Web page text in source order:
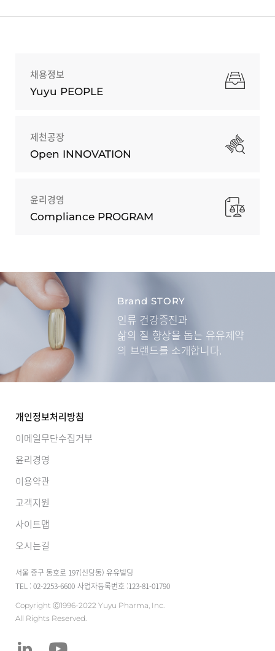
채용정보
Yuyu PEOPLE
제천공장
Open INNOVATION
윤리경영
Compliance PROGRAM
Brand STORY
인류 건강증진과
삶의 질 향상을 돕는 유유제약
의 브랜드를 소개합니다.
개인정보처리방침
이메일무단수집거부
윤리경영
이용약관
고객지원
사이트맵
오시는길
서울 중구 동호로 197(신당동) 유유빌딩
TEL : 02-2253-6600 사업자등록번호 :123-81-01790
Copyright Ⓒ1996-2022 Yuyu Pharma, Inc.
All Rights Reserved.